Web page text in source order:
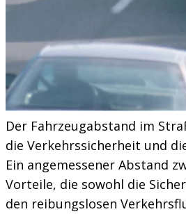
Der Fahrzeugabstand im
die Verkehrssicherheit und
Ein angemessener Abstand
Vorteile, die sowohl die
den reibungslosen